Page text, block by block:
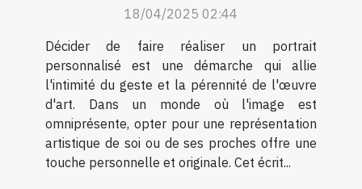
18/04/2025 02:44
Décider de faire réaliser un portrait
personnalisé est une démarche qui allie
l'intimité du geste et la pérennité de l'œuvre
d'art. Dans un monde où l'image est
omniprésente, opter pour une représentation
artistique de soi ou de ses proches offre une
touche personnelle et originale. Cet écrit...